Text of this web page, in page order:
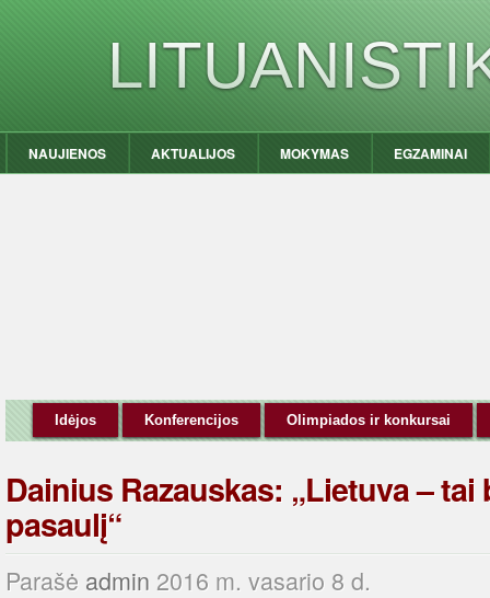
NAUJIENOS AKTUALIJOS MOKYMAS EGZAMINAI
Idėjos Konferencijos Olimpiados ir konkursai
Dainius Razauskas: „Lietuva –
pasaulį“
Parašė admin 2016 m. vasario 8 d.